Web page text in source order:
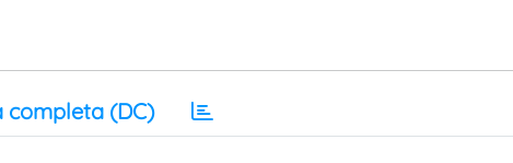
completa (DC)